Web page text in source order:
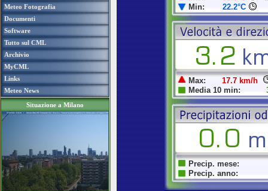
Meteo Fotografia
Documenti
Software
Tutto sul CML
Archivio
MyCML
Links
Meteo News
Situazione a Milano